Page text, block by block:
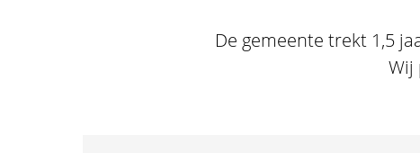
De gemeente trekt 1,5
Wij